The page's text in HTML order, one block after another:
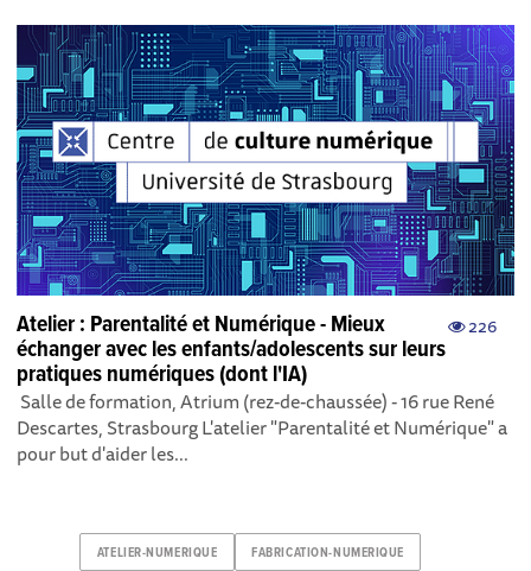
226
Atelier : Parentalité et Numérique - Mieux
échanger avec les enfants/adolescents sur leurs
pratiques numériques (dont l'IA)
Salle de formation, Atrium (rez-de-chaussée) - 16 rue René
Descartes, Strasbourg L'atelier "Parentalité et Numérique" a
pour but d'aider les...
ATELIER-NUMERIQUE FABRICATION-NUMERIQUE